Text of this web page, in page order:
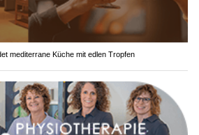
mediterrane Küche mit edlen Tropfen